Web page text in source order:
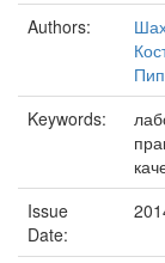
Authors:
Keywords:
Issue
Date: